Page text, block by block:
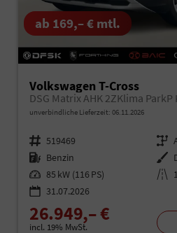
ab 169,– € mtl.
Volkswagen T-Cross
DSG Matrix AHK 2ZKlima ParkP
unverbindliche Lieferzeit: 06.11.2026
Fahrzeugnr. 519469 Getriebe
Kraftstoff Benzin Außenfarbe
Leistung 85 kW (116 PS) Kilometerstand
31.07.2026
26.949,– €
incl. 19% MwSt.